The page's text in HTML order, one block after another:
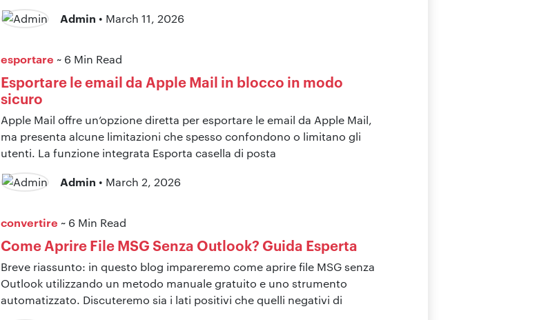
Admin • March 11, 2026
esportare ~ 6 Min Read
Esportare le email da Apple Mail in blocco in modo
sicuro
Apple Mail offre un’opzione diretta per esportare le email da Apple Mail,
ma presenta alcune limitazioni che spesso confondono o limitano gli
utenti. La funzione integrata Esporta casella di posta
Admin • March 2, 2026
convertire ~ 6 Min Read
Come Aprire File MSG Senza Outlook? Guida Esperta
Breve riassunto: in questo blog impareremo come aprire file MSG senza
Outlook utilizzando un metodo manuale gratuito e uno strumento
automatizzato. Discuteremo sia i lati positivi che quelli negativi di